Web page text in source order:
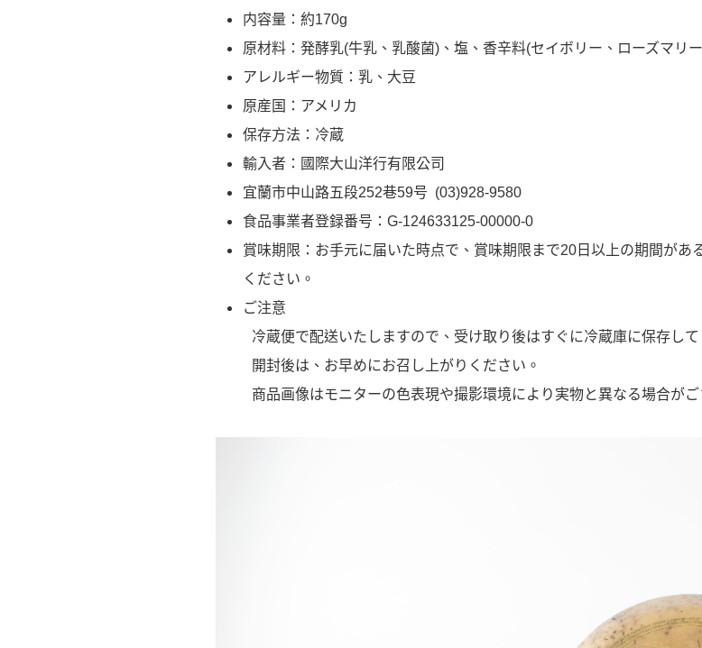
内容量：約170g
原材料：発酵乳(牛乳、乳酸菌)、塩、香辛料(セイボリー、ローズマリ
アレルギー物質：乳、大豆
原産国：アメリカ
保存方法：冷蔵
輸入者：國際大山洋行有限公司
宜蘭市中山路五段252巷59号 (03)928-9580
食品事業者登録番号：G-124633125-00000-0
賞味期限：お手元に届いた時点で、賞味期限まで20日以上の期間が
ください。
ご注意
冷蔵便で配送いたしますので、受け取り後はすぐに冷蔵庫に保存して
開封後は、お早めにお召し上がりください。
商品画像はモニターの色表現や撮影環境により実物と異なる場合が